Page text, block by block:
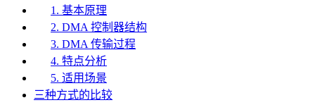
1. 基本原理
2. DMA 控制器结构
3. DMA 传输过程
4. 特点分析
5. 适用场景
三种方式的比较